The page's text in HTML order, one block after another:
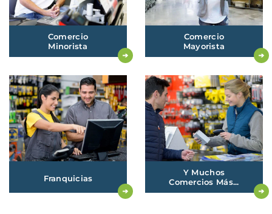
Comercio
Minorista
Comercio
Mayorista
Franquicias
Y Muchos
Comercios Más...